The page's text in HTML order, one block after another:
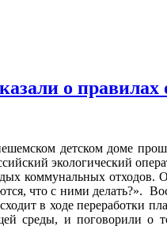
о
детском доме
экологический
коммунальных
что с ними делать?».
в ходе переработки
среды, и поговорили о